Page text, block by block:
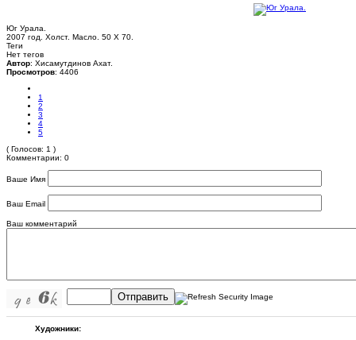
Юг Урала.
2007 год. Холст. Масло. 50 Х 70.
Теги
Нет тегов
Автор: Хисамутдинов Ахат.
Просмотров: 4406
1
2
3
4
5
( Голосов: 1 )
Комментарии: 0
Ваше Имя
Ваш Email
Ваш комментарий
Отправить
Художники: